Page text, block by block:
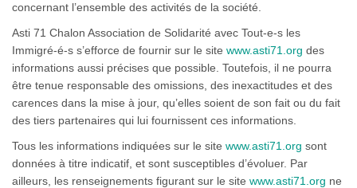
concernant l’ensemble des activités de la société.
Asti 71 Chalon Association de Solidarité avec Tout-e-s les
Immigré-é-s s’efforce de fournir sur le site www.asti71.org des
informations aussi précises que possible. Toutefois, il ne pourra
être tenue responsable des omissions, des inexactitudes et des
carences dans la mise à jour, qu’elles soient de son fait ou du fait
des tiers partenaires qui lui fournissent ces informations.
Tous les informations indiquées sur le site www.asti71.org sont
données à titre indicatif, et sont susceptibles d’évoluer. Par
ailleurs, les renseignements figurant sur le site www.asti71.org ne